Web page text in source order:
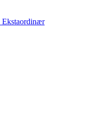
Ekstaordinær